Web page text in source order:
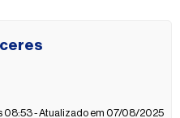
08:53 - Atualizado em 07/08/2025